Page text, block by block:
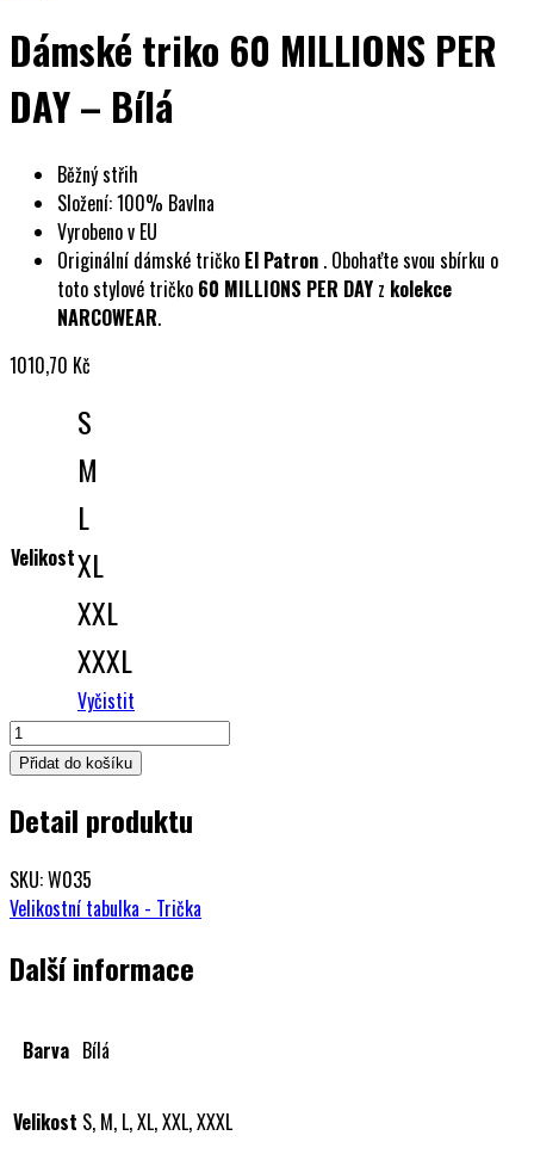
Dámské triko 60 MILLIONS PER
DAY – Bílá
Běžný střih
Složení: 100% Bavlna
Vyrobeno v EU
Originální dámské tričko El Patron . Obohaťte svou sbírku o
toto stylové tričko 60 MILLIONS PER DAY z kolekce
NARCOWEAR.
1010,70 Kč
Velikost
S
M
L
XL
XXL
XXXL
Vyčistit
Dámské
triko
MILLIONS
DAY
-
množství
Přidat do košíku
Detail produktu
SKU: W035
Velikostní tabulka - Trička
Další informace
Barva Bílá
Velikost S, M, L, XL, XXL, XXXL